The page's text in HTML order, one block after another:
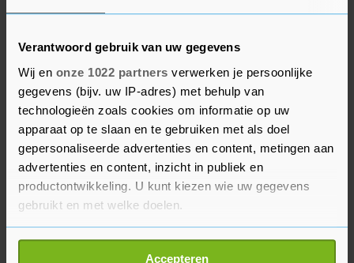
Verantwoord gebruik van uw gegevens
Wij en onze 1022 partners verwerken je persoonlijke
gegevens (bijv. uw IP-adres) met behulp van
technologieën zoals cookies om informatie op uw
apparaat op te slaan en te gebruiken met als doel
gepersonaliseerde advertenties en content, metingen aan
advertenties en content, inzicht in publiek en
productontwikkeling. U kunt kiezen wie uw gegevens
gebruikt en met welke doelen.
Als u het toestaat, willen we ook graag:
Accepteren